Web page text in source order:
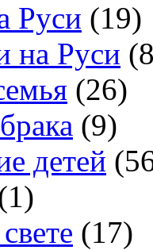
Руси (19)
на Руси
(26)
(9)
детей
(17)